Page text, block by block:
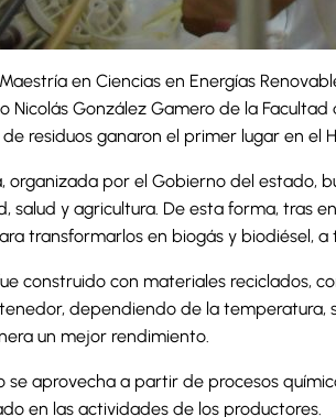
en Ciencias en Energías
Nicolás González Gamero de la
residuos ganaron el primer lugar en el
organizada por el Gobierno del estado,
salud y agricultura. De esta forma, tras
transformarlos en biogás y biodiésel,
construido con materiales reciclados,
dependiendo de la
un mejor rendimiento.
se aprovecha a partir de procesos
en las actividades de los productores.